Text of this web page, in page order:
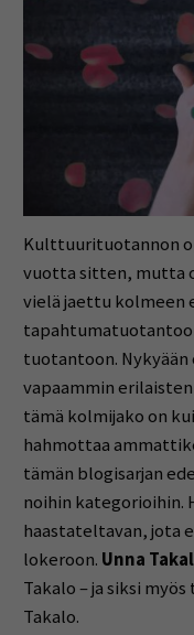
Kulttuurituotannon
vuotta sitten, mutta
vielä jaettu kolmeen
tuotantoon. Nykyään
vapaammin
tämä kolmijako on
hahmottaa
tämän blogisarjan
noihin kategorioihin.
haastateltavan, jota
lokeroon. Unna
Takalo – ja siksi
Takalo.